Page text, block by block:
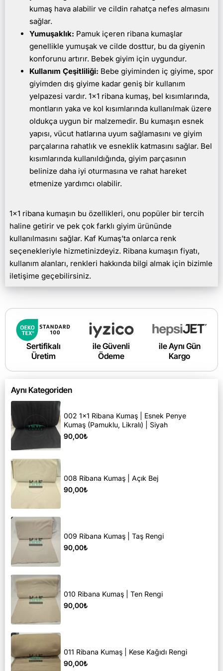
kumaş hava alabilir ve cildin rahatça nefes almasını
sağlar.
Yumuşaklık: Pamuk içeren ribana kumaşlar
genellikle yumuşak ve cilde dosttur, bu da giyenin
konforunu artırır. Bebek giyim için uygundur.
Kullanım Çeşitliliği: Bebe giyiminden iç giyime, spor
giyimden dış giyime kadar geniş bir kullanım
yelpazesi vardır. 1x1 ribana kumaş, bel kısımlarında,
montların yaka ve kol kısımlarında kullanılmak üzere
oldukça uygun bir malzemedir. Bu kumaşın esnek
yapısı, vücut hatlarına uyum sağlamasını ve giyim
parçalarına rahatlık ve esneklik katmasını sağlar. Bel
kısımlarında kullanıldığında, giyim parçasının
belinize daha iyi oturmasına ve rahat hareket
etmenize yardımcı olabilir.
1x1 ribana kumaşın bu özellikleri, onu popüler bir tercih
haline getirir ve pek çok farklı giyim ürününde
kullanılmasını sağlar. Kaf Kumaş’ta onlarca renk
seçenekleriyle hizmetinizdeyiz. Ribana kumaşın fiyatı,
kullanım alanları, renkleri hakkında bilgi almak için bizimle
iletişime geçebilirsiniz.
Sertifikalı
Üretim
ile Güvenli
Ödeme
ile Aynı Gün
Kargo
Aynı Kategoriden
002 1x1 Ribana Kumaş | Esnek Penye
Kumaş (Pamuklu, Likralı) | Siyah
90,00₺
008 Ribana Kumaş | Açık Bej
90,00₺
009 Ribana Kumaş | Taş Rengi
90,00₺
010 Ribana Kumaş | Ten Rengi
90,00₺
011 Ribana Kumaş | Kese Kağıdı Rengi
90,00₺